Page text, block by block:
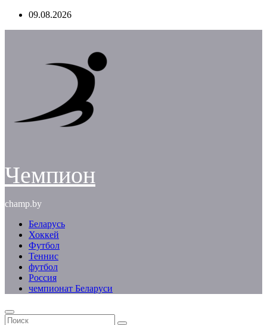
Перейти09.08.2026
Чемпион
champ.by
Беларусь
Хоккей
Футбол
Теннис
футбол
Россия
чемпионат Беларуси